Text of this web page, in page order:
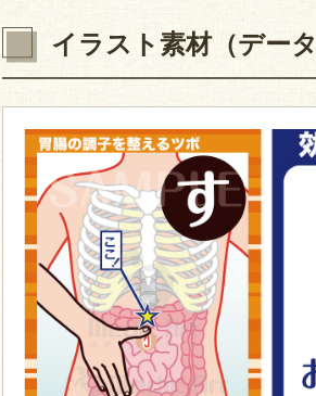
イラスト素材（デー